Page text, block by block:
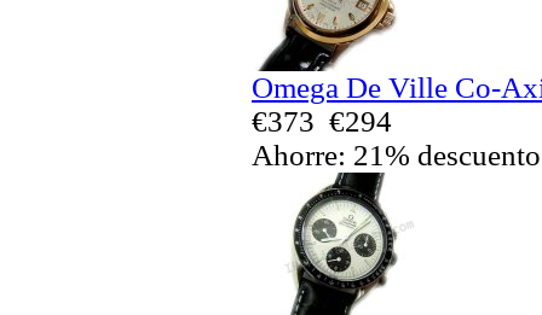
Omega De Ville Co-
€373 €294
Ahorre: 21% descuento